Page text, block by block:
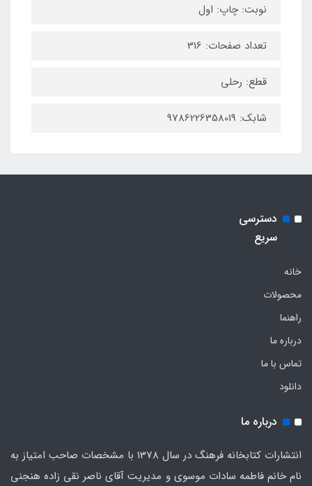
نوبت: چاپ: اول
تعداد صفحات: 316
قطع: رحلی
شابک: 9786226358019
دسترسی
سریع
خانه
محصولات
راهنما
درباره ما
تماس با ما
دانلود
درباره ما
انتشارات کتابخانه فرهنگ در سال 1378 با مشخصات صاحب امتیاز به
نام خانم فاطمه سادات موسوی و مدیریت آقای ناصر نقی زاده هنجنی